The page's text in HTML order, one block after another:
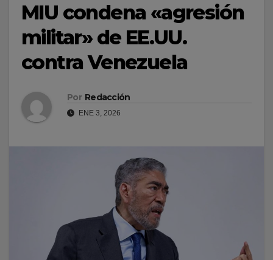
MIU condena «agresión
militar» de EE.UU.
contra Venezuela
Por Redacción
ENE 3, 2026